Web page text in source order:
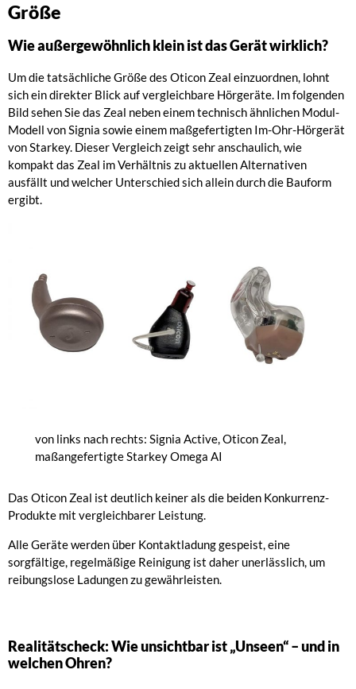
Größe
Wie außergewöhnlich klein ist das Gerät wirklich?
Um die tatsächliche Größe des Oticon Zeal einzuordnen, lohnt
sich ein direkter Blick auf vergleichbare Hörgeräte. Im folgenden
Bild sehen Sie das Zeal neben einem technisch ähnlichen Modul-
Modell von Signia sowie einem maßgefertigten Im-Ohr-Hörgerät
von Starkey. Dieser Vergleich zeigt sehr anschaulich, wie
kompakt das Zeal im Verhältnis zu aktuellen Alternativen
ausfällt und welcher Unterschied sich allein durch die Bauform
ergibt.
von links nach rechts: Signia Active, Oticon Zeal,
maßangefertigte Starkey Omega AI
Das Oticon Zeal ist deutlich keiner als die beiden Konkurrenz-
Produkte mit vergleichbarer Leistung.
Alle Geräte werden über Kontaktladung gespeist, eine
sorgfältige, regelmäßige Reinigung ist daher unerlässlich, um
reibungslose Ladungen zu gewährleisten.
Realitätscheck: Wie unsichtbar ist „Unseen“ – und in
welchen Ohren?